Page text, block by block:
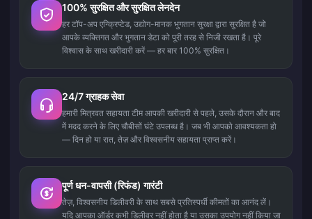
100% सुरक्षित और सुरक्षित लेनदेन
हर टॉप-अप एन्क्रिप्टेड, उद्योग-मानक भुगतान सुरक्षा द्वारा सुरक्षित है जो
आपके व्यक्तिगत और भुगतान डेटा को पूरी तरह से निजी रखता है। पूरे
विश्वास के साथ खरीदारी करें — हर बार 100% सुरक्षित।
24/7 ग्राहक सेवा
हमारी मित्रवत सहायता टीम आपकी खरीदारी से पहले, उसके दौरान और बाद
में मदद करने के लिए चौबीसों घंटे उपलब्ध है। जब भी आपको आवश्यकता हो
— दिन हो या रात, तेज़ और विश्वसनीय सहायता प्राप्त करें।
पूर्ण धन-वापसी (रिफंड) गारंटी
तेज़, विश्वसनीय डिलीवरी के साथ सबसे प्रतिस्पर्धी कीमतों का आनंद लें।
यदि आपका ऑर्डर कभी डिलीवर नहीं होता है या उसका उपयोग नहीं किया जा